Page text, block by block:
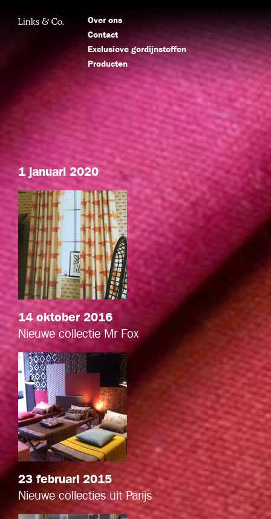
Over ons
Contact
Exclusieve gordijnstoffen
Producten
1 januari 2020
14 oktober 2016
Nieuwe collectie Mr Fox
23 februari 2015
Nieuwe collecties uit Parijs